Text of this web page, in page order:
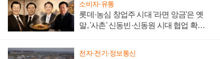
소비자·유통
롯데·농심 창업주 시대 '라면 앙금'은 옛
말, '사촌' 신동빈·신동원 시대 협업 확대
전자·전기·정보통신